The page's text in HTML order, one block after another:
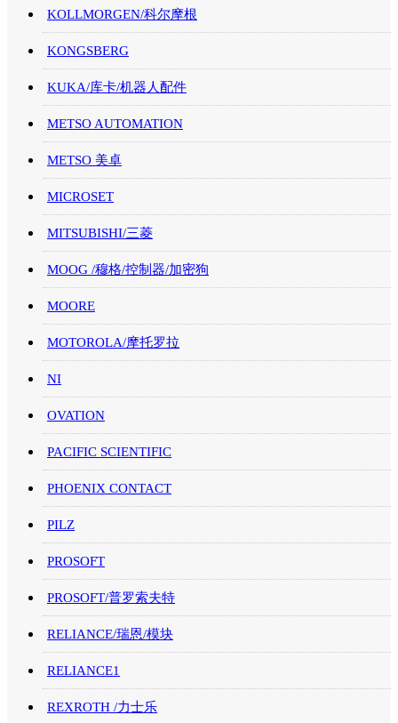
KOLLMORGEN/科尔摩根
KONGSBERG
KUKA/库卡/机器人配件
METSO AUTOMATION
METSO 美卓
MICROSET
MITSUBISHI/三菱
MOOG /穆格/控制器/加密狗
MOORE
MOTOROLA/摩托罗拉
NI
OVATION
PACIFIC SCIENTIFIC
PHOENIX CONTACT
PILZ
PROSOFT
PROSOFT/普罗索夫特
RELIANCE/瑞恩/模块
RELIANCE1
REXROTH /力士乐